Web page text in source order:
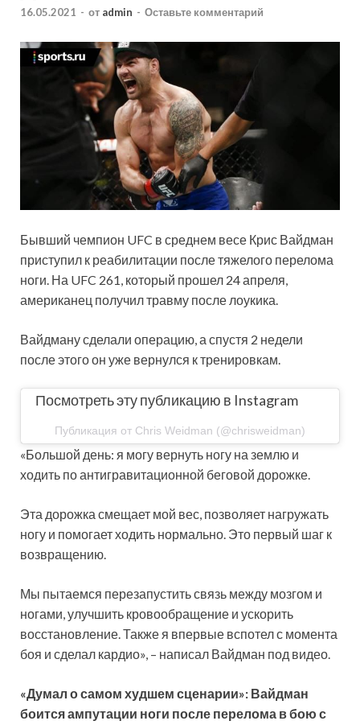
16.05.2021 - от admin - Оставьте комментарий
Бывший чемпион UFC в среднем весе Крис Вайдман
приступил к реабилитации после тяжелого перелома
ноги. На UFC 261, который прошел 24 апреля,
американец получил травму после лоукика.
Вайдману сделали операцию, а спустя 2 недели
после этого он уже вернулся к тренировкам.
Посмотреть эту публикацию в Instagram
Публикация от Chris Weidman (@chrisweidman)
«Большой день: я могу вернуть ногу на землю и
ходить по антигравитационной беговой дорожке.
Эта дорожка смещает мой вес, позволяет нагружать
ногу и помогает ходить нормально. Это первый шаг к
возвращению.
Мы пытаемся перезапустить связь между мозгом и
ногами, улучшить кровообращение и ускорить
восстановление. Также я впервые вспотел с момента
боя и сделал кардио», – написал Вайдман под видео.
«Думал о самом худшем сценарии»: Вайдман
боится ампутации ноги после перелома в бою с